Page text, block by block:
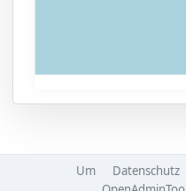
Um Datenschutz